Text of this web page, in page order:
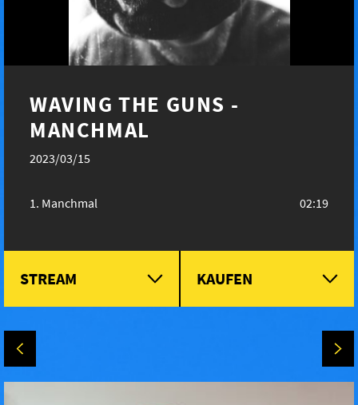
WAVING THE GUNS -
MANCHMAL
2023/03/15
Manchmal 02:19
STREAM KAUFEN